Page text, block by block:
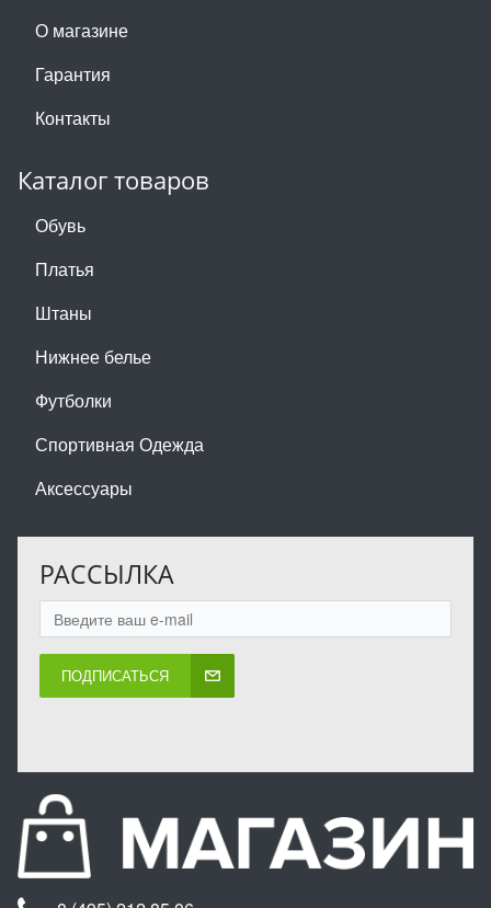
О магазине
Гарантия
Контакты
Каталог товаров
Обувь
Платья
Штаны
Нижнее белье
Футболки
Спортивная Одежда
Аксессуары
РАССЫЛКА
ПОДПИСАТЬСЯ